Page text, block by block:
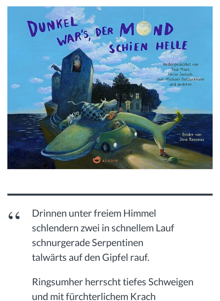
Drinnen unter freiem Himmel
schlendern zwei in schnellem Lauf
schnurgerade Serpentinen
talwärts auf den Gipfel rauf.
Ringsumher herrscht tiefes Schweigen
und mit fürchterlichem Krach